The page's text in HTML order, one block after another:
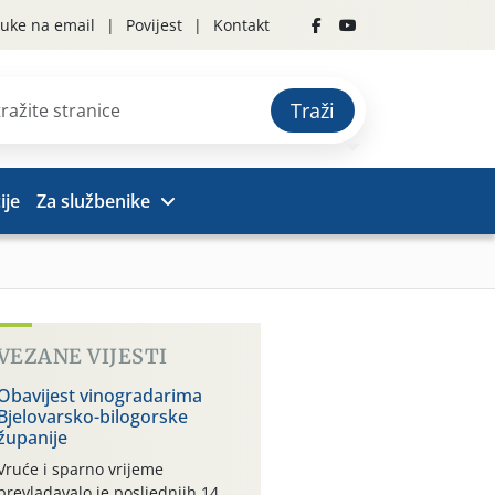
na email Povijest Kontakt
Traži
Za službenike
VIJESTI
vinogradarima
bilogorske
i sparno vrijeme